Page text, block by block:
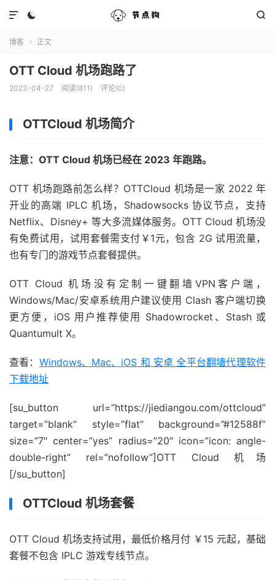
 

博客  正文
OTT Cloud 机场跑路了
2023-04-27 阅读(811) 评论(0)
OTTCloud 机场简介
注意：OTT Cloud 机场已经在 2023 年跑路。
OTT 机场跑路前怎么样？OTTCloud 机场是一家 2022 年
开业的高端 IPLC 机场，Shadowsocks 协议节点，支持
Netflix、Disney+ 等大多流媒体服务。OTT Cloud 机场没
有免费试用，试用套餐需支付￥1元，包含 2G 试用流量，
也有专门的游戏节点套餐提供。
OTT Cloud 机场没有定制一键翻墙VPN客户端，
Windows/Mac/安卓系统用户建议使用 Clash 客户端切换
更方便，iOS 用户推荐使用 Shadowrocket、Stash 或
Quantumult X。
查看： Windows、Mac、iOS 和 安卓 全平台翻墙代理软件
下载地址
[su_button url=”https://jiediangou.com/ottcloud”
target=”blank” style=”flat” background=”#12588f”
size=”7″ center=”yes” radius=”20″ icon=”icon: angle-
double-right” rel=”nofollow”]OTT Cloud 机场
[/su_button]
OTTCloud 机场套餐
OTT Cloud 机场支持试用，最低价格月付 ￥15 元起，基础
套餐不包含 IPLC 游戏专线节点。